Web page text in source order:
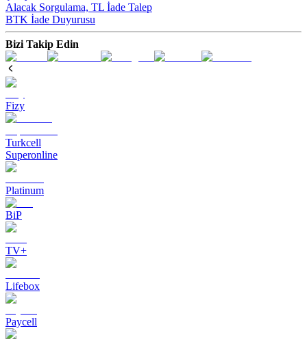
Alacak Sorgulama, TL İade Talep​
BTK İade Duyurusu
Bizi Takip Edin
Fizy
Turkcell
Superonline
Platinum
BiP
TV+
Lifebox
Paycell